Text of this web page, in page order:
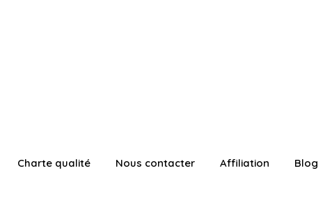
Charte qualité Nous contacter Affiliation Blog